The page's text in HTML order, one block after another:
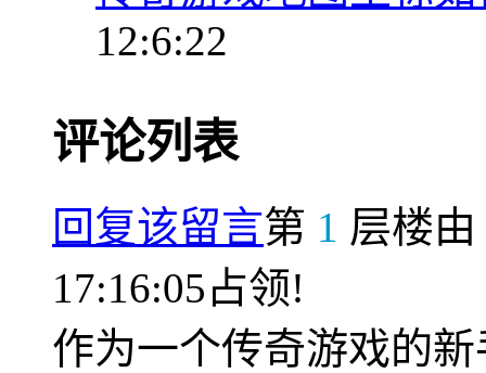
12:6:22
评论列表
回复该留言第 1 层楼由
17:16:05占领!
作为一个传奇游戏的